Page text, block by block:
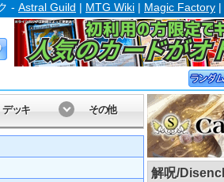
- Astral Guild | MTG Wiki | Magic Factory
解呪/
デッキ その他